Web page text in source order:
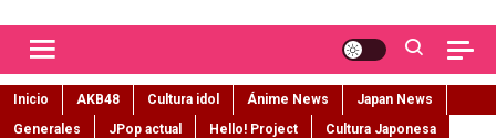
Inicio AKB48 Cultura idol Ánime News
Japan News
Generales
JPop actual Hello! Project
Cultura Japonesa